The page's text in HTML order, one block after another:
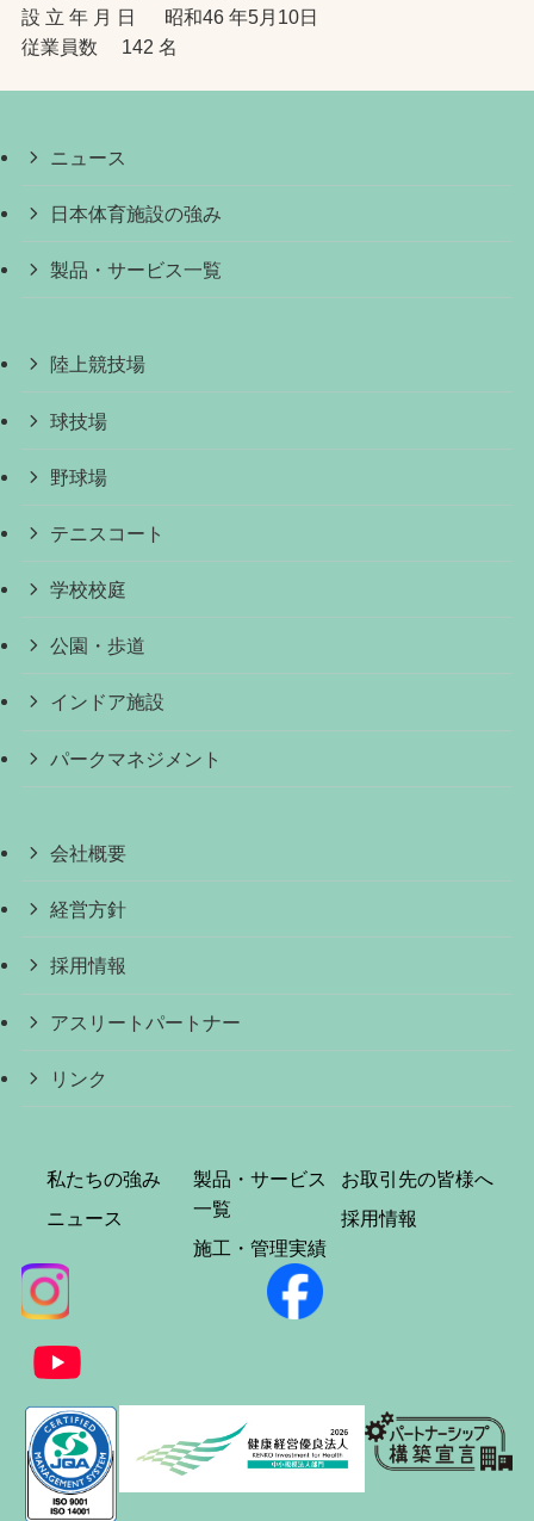
設 立 年 月 日 昭和46 年5月10日
従業員数 142 名
ニュース
日本体育施設の強み
製品・サービス一覧
陸上競技場
球技場
野球場
テニスコート
学校校庭
公園・歩道
インドア施設
パークマネジメント
会社概要
経営方針
採用情報
アスリートパートナー
リンク
私たちの強み
ニュース
製品・サービス
一覧
施工・管理実績
お取引先の皆様へ
採用情報